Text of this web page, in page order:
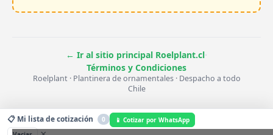
← Ir al sitio principal Roelplant.cl·
Términos y Condiciones
Roelplant · Plantinera de ornamentales · Despacho a todo
Chile
📋 Mi lista de cotización 0
📱 Cotizar por WhatsApp